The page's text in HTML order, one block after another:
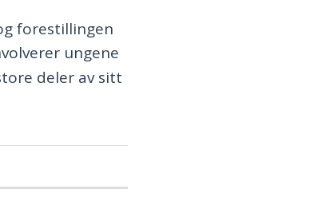
forestillingen
ungene
deler av sitt